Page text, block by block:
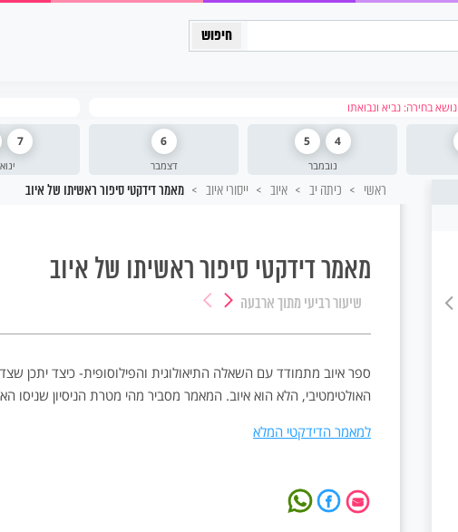
כיתה יב
נושא בחירה: נביא ונבואתו
נובמבר
4
5
דצמבר
6
7
ראשי כיתה יב איוב ייסורי איוב מאמר דידקטי סיפור ראשיתו של איוב
מאמר דידקטי סיפור ראשיתו של איוב
שיעור רביעי מתוך ארבעה
ספר איוב מתמודד עם השאלה התיאולוגית והפילוסופית- כיצד יתכן
האולטימטיבי, הלא הוא איוב. המאמר מסביר מהי מטרת הניסיון שניסו
למאמר הדידקטי המלא